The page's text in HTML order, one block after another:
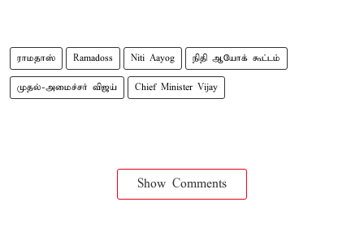
ராமதாஸ் Ramadoss Niti Aayog நிதி ஆயோக் கூட்டம்
முதல்-அமைச்சர் விஜய் Chief Minister Vijay
Show Comments